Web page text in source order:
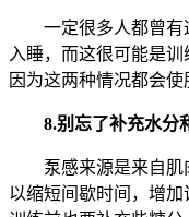
一定很多人都曾有
入睡，而这很可能是训
因为这两种情况都会使
8.别忘了补充水分
泵感来源是来自肌
以缩短间歇时间，增加